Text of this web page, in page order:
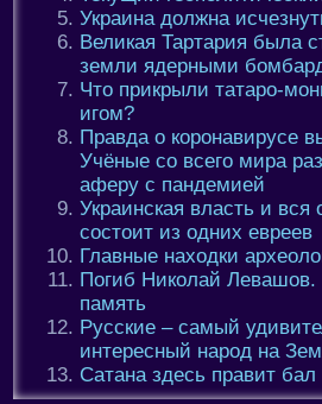
Украина должна
Великая Тартария была
земли ядерными
Что прикрыли татаро-
игом?
Правда о коронавирусе
Учёные со всего мира
аферу с пандемией
Украинская власть и вся
состоит из одних евреев
Главные находки
Погиб Николай Левашов.
память
Русские – самый
интересный народ на
Сатана здесь правит бал